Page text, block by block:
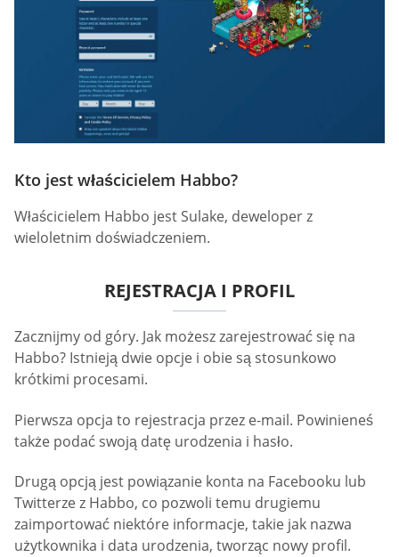
Kto jest właścicielem Habbo?
Właścicielem Habbo jest Sulake, deweloper z
wieloletnim doświadczeniem.
REJESTRACJA I PROFIL
Zacznijmy od góry. Jak możesz zarejestrować się na
Habbo? Istnieją dwie opcje i obie są stosunkowo
krótkimi procesami.
Pierwsza opcja to rejestracja przez e-mail. Powinieneś
także podać swoją datę urodzenia i hasło.
Drugą opcją jest powiązanie konta na Facebooku lub
Twitterze z Habbo, co pozwoli temu drugiemu
zaimportować niektóre informacje, takie jak nazwa
użytkownika i data urodzenia, tworząc nowy profil.